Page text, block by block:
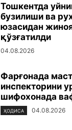
Тошкентда
бузилиши ва
юзасидан
қўзғатилди
04.08.2026
Фарғонада
инспекторини
шифохонада
ҲОДИСА 04.08.2026